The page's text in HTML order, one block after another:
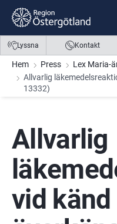
Gå till innehåll
Gå till meny
Gå till sidfot
Lyssna Kontakt
Hem Press
Lex Maria-
Allvarlig
13332)
Allvarlig
vid känd